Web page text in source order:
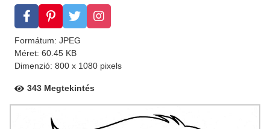
Formátum: JPEG
Méret: 60.45 KB
Dimenzió: 800 x 1080 pixels
343 Megtekintés